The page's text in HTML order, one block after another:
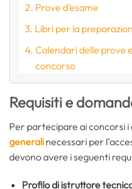
Prove d’esame
Libri per la
Calendari delle prove
concorso
Requisiti e
Per partecipare ai concorsi
generali necessari per
devono avere i seguenti
Profilo di istruttore